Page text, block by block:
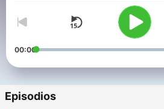
觀察日記或是上架趣事都在這裡
https://www.instagram.com/obegroom/ -- Hosting provided by
00:00
Episodios